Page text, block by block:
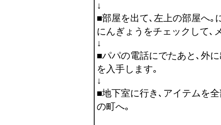
↓
■部屋を出て､左上の部屋へ｡
にんぎょうをチェックして､
↓
■パパの電話にでたあと､外
を入手します｡
↓
■地下室に行き､アイテムを
の町へ｡